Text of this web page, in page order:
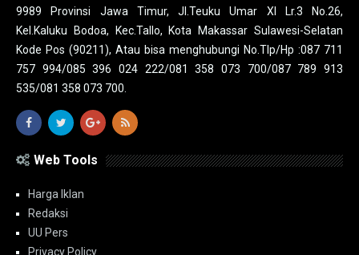
9989 Provinsi Jawa Timur, Jl.Teuku Umar XI Lr.3 No.26,
Kel.Kaluku Bodoa, Kec.Tallo, Kota Makassar Sulawesi-Selatan
Kode Pos (90211), Atau bisa menghubungi No.Tlp/Hp :087 711
757 994/085 396 024 222/081 358 073 700/087 789 913
535/081 358 073 700.
Web Tools
Harga Iklan
Redaksi
UU Pers
Privacy Policy